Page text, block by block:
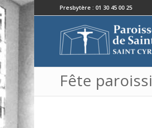
Presbytère : 01 30 45 00 25
Fête